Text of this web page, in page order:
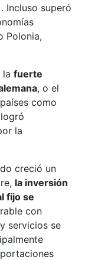
Incluso superó
Polonia,
la fuerte
, o el
como
la
creció un
la inversión
fijo se
con
servicios se